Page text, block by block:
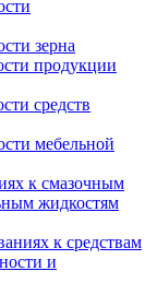
зерна
продукции
средств
мебельной
к смазочным
жидкостям
к средствам
и